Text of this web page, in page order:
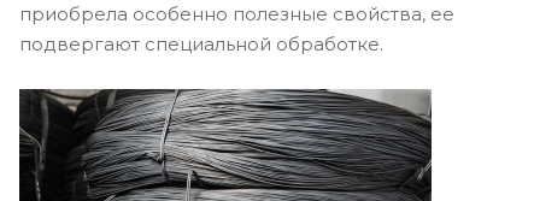
приобрела особенно полезные свойства, ее
подвергают специальной обработке.